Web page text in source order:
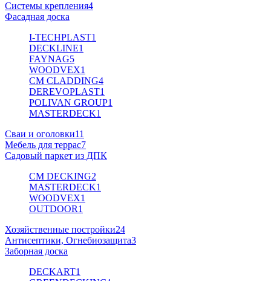
Системы крепления4
Фасадная доска
I-TECHPLAST1
DECKLINE1
FAYNAG5
WOODVEX1
CM CLADDING4
DEREVOPLAST1
POLIVAN GROUP1
MASTERDECK1
Сваи и оголовки11
Мебель для террас7
Садовый паркет из ДПК
CM DECKING2
MASTERDECK1
WOODVEX1
OUTDOOR1
Хозяйственные постройки24
Антисептики, Огнебиозащита3
Заборная доска
DECKART1